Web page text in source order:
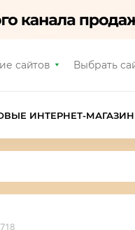
сайтов Выбрать
ИНТЕРНЕТ-